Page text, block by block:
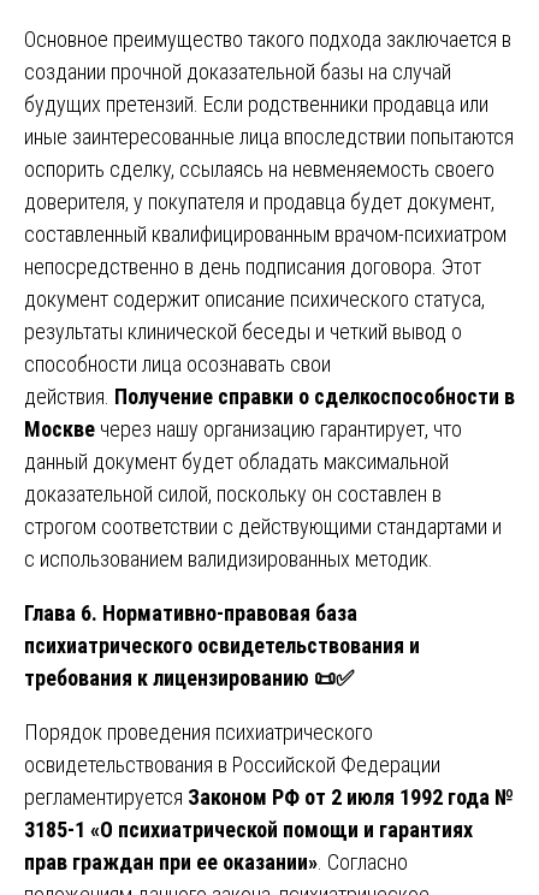
Основное преимущество такого подхода заключается в
создании прочной доказательной базы на случай
будущих претензий. Если родственники продавца или
иные заинтересованные лица впоследствии попытаются
оспорить сделку, ссылаясь на невменяемость своего
доверителя, у покупателя и продавца будет документ,
составленный квалифицированным врачом-психиатром
непосредственно в день подписания договора. Этот
документ содержит описание психического статуса,
результаты клинической беседы и четкий вывод о
способности лица осознавать свои
действия. Получение справки о сделкоспособности в
Москве через нашу организацию гарантирует, что
данный документ будет обладать максимальной
доказательной силой, поскольку он составлен в
строгом соответствии с действующими стандартами и
с использованием валидизированных методик.
Глава 6. Нормативно-правовая база
психиатрического освидетельствования и
требования к лицензированию 📜✅
Порядок проведения психиатрического
освидетельствования в Российской Федерации
регламентируется Законом РФ от 2 июля 1992 года №
3185-1 «О психиатрической помощи и гарантиях
прав граждан при ее оказании» . Согласно